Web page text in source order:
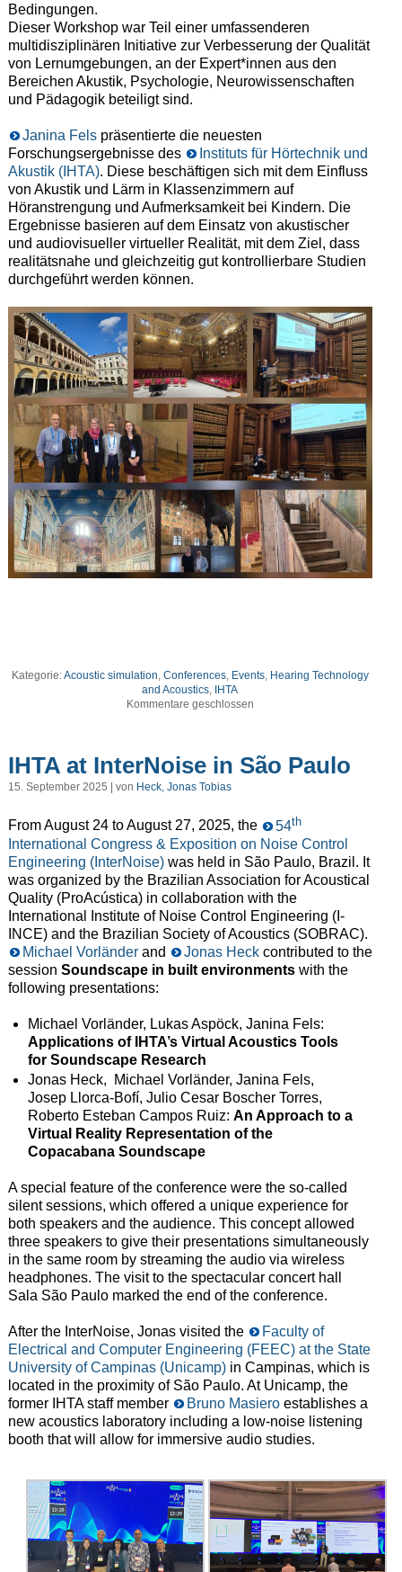
Bedingungen.
Dieser Workshop war Teil einer umfassenderen
multidisziplinären Initiative zur Verbesserung der Qualität
von Lernumgebungen, an der Expert*innen aus den
Bereichen Akustik, Psychologie, Neurowissenschaften
und Pädagogik beteiligt sind.
Janina Felspräsentierte die neuesten
Forschungsergebnisse des
Instituts für Hörtechnik und
Akustik (IHTA). Diese beschäftigen sich mit dem Einfluss
von Akustik und Lärm in Klassenzimmern auf
Höranstrengung und Aufmerksamkeit bei Kindern. Die
Ergebnisse basieren auf dem Einsatz von akustischer
und audiovisueller virtueller Realität, mit dem Ziel, dass
realitätsnahe und gleichzeitig gut kontrollierbare Studien
durchgeführt werden können.
Kategorie:Acoustic simulation, Conferences, Events, Hearing Technology
and Acoustics, IHTA
Kommentare geschlossen
IHTA at InterNoise in São Paulo
15. September 2025 | von Heck, Jonas Tobias
From August 24 to August 27, 2025, the 54th
International Congress & Exposition on Noise Control
Engineering (InterNoise)was held in São Paulo, Brazil. It
was organized by the Brazilian Association for Acoustical
Quality (ProAcústica) in collaboration with the
International Institute of Noise Control Engineering (I-
INCE) and the Brazilian Society of Acoustics (SOBRAC).
Michael Vorländerand Jonas Heckcontributed to the
session Soundscape in built environmentswith the
following presentations:
Michael Vorländer, Lukas Aspöck, Janina Fels:
Applications of IHTA’s Virtual Acoustics Tools
for Soundscape Research
Jonas Heck, Michael Vorländer, Janina Fels,
Josep Llorca-Bofí, Julio Cesar Boscher Torres,
Roberto Esteban Campos Ruiz: An Approach to a
Virtual Reality Representation of the
Copacabana Soundscape
A special feature of the conference were the so-called
silent sessions, which offered a unique experience for
both speakers and the audience. This concept allowed
three speakers to give their presentations simultaneously
in the same room by streaming the audio via wireless
headphones. The visit to the spectacular concert hall
Sala São Paulo marked the end of the conference.
After the InterNoise, Jonas visited the
Faculty of
Electrical and Computer Engineering (FEEC) at the State
University of Campinas(Unicamp)in Campinas, which is
located in the proximity of São Paulo. At Unicamp, the
former IHTA staff member
Bruno Masieroestablishes a
new acoustics laboratory including a low-noise listening
booth that will allow for immersive audio studies.